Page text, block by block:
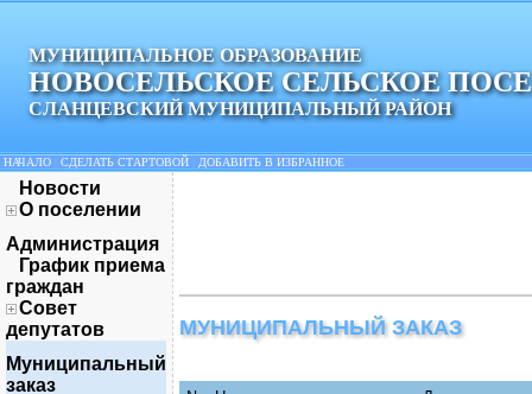
МУНИЦИПАЛЬНОЕ ОБРАЗОВАНИЕ
НОВОСЕЛЬСКОЕ СЕЛЬСКОЕ
СЛАНЦЕВСКИЙ МУНИЦИПАЛЬНЫЙ РАЙОН
НАЧАЛО СДЕЛАТЬ СТАРТОВОЙ ДОБАВИТЬ В ИЗБРАННОЕ
Новости
О поселении
Администрация
График приема
граждан
Совет
депутатов
Муниципальный
заказ
МУНИЦИПАЛЬНЫЙ ЗАКАЗ